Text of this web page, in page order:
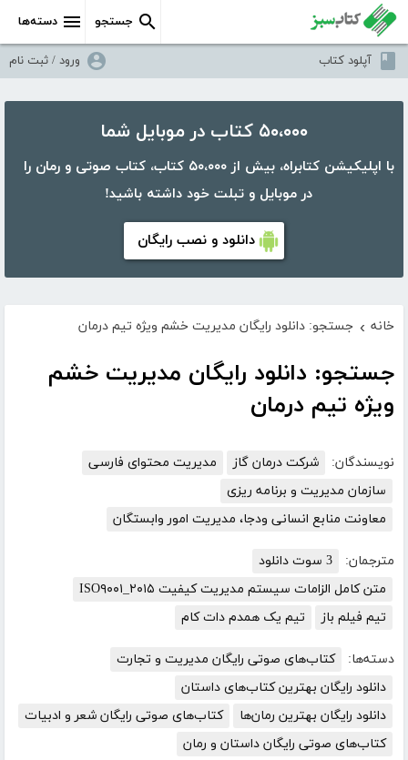
دسته‌ها جستجو
آپلود کتاب ورود / ثبت نام
۵۰،۰۰۰ کتاب در موبایل شما
با اپلیکیشن کتابراه، بیش از ۵۰،۰۰۰ کتاب، کتاب صوتی و رمان را
در موبایل و تبلت خود داشته باشید!
دانلود و نصب رایگان
خانه › جستجو: دانلود رایگان مدیریت خشم ویژه تیم درمان
جستجو: دانلود رایگان مدیریت خشم
ویژه تیم درمان
نویسندگان: شرکت درمان گاز
مدیریت محتوای فارسی
سازمان مدیریت و برنامه ریزی
معاونت منابع انسانی ودجا، مدیریت امور وابستگان
مترجمان:
3 سوت دانلود
متن کامل الزامات سیستم مدیریت کیفیت ISO۹۰۰۱_۲۰۱۵
تیم فیلم باز
تیم یک همدم دات کام
دسته‌ها:
کتاب‌های صوتی رایگان مدیریت و تجارت
دانلود رایگان بهترین کتاب‌های داستان
دانلود رایگان بهترین رمان‌ها
کتاب‌های صوتی رایگان شعر و ادبیات
کتاب‌های صوتی رایگان داستان و رمان